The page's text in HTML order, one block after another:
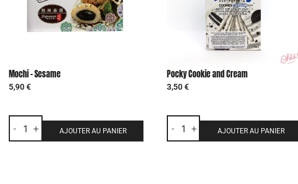
Mochi – Sesame
5,90€
- + AJOUTER AU PANIER
Pocky Cookie and Cream
3,50€
- + AJOUTER AU PANIER